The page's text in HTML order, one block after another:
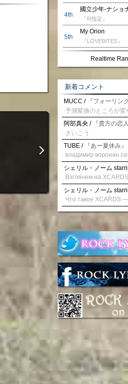
4th
國立少年‐ナショ
『R指定』
5th
My Orion
『LOVEBITES』
Realtime
新着コメント
MUCC / 『フォーリン
阿部真央 / 『貴方の恋
さいこう
TUBE / 『あー夏休み』
владимир воронин
シェリル・ノーム
シェリル・ノーム